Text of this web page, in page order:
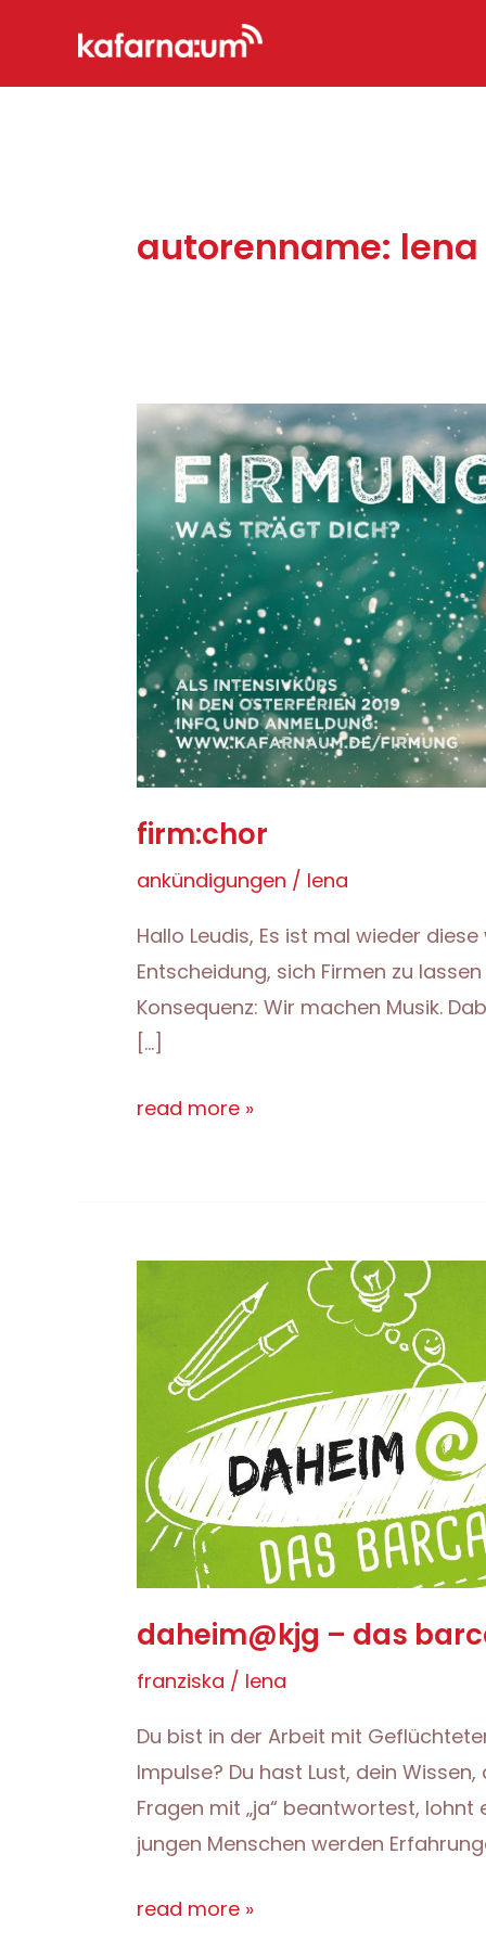
springen
autorenname: lena
firm:chor
ankündigungen / lena
Hallo Leudis, Es ist mal wieder
Entscheidung, sich Firmen zu
Konsequenz: Wir machen Musik.
[…]
firm:chor
read more »
daheim@kjg – das
franziska / lena
Du bist in der Arbeit mit
Impulse? Du hast Lust, dein
Fragen mit „ja“ beantwortest,
jungen Menschen werden
daheim@kjg
read more »